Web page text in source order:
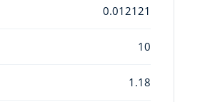
0.012121
10
1.18